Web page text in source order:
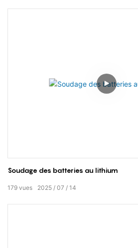
Soudage des batteries au lithium
2025 07 14
179 vues